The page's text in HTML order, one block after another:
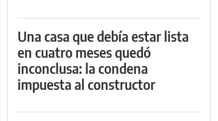
Una casa que debía estar lista
en cuatro meses quedó
inconclusa: la condena
impuesta al constructor